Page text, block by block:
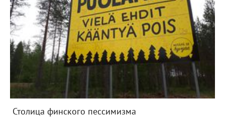
Столица финского пессимизма